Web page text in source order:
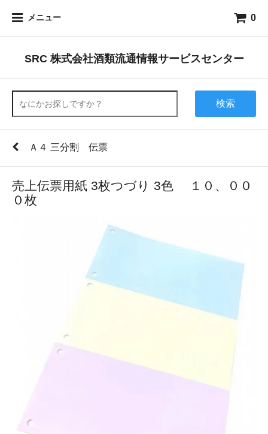
メニュー 0
SRC 株式会社酒類流通情報サービスセンター
検索
Ａ４ 三分割 伝票
売上伝票用紙 3枚つづり 3色 １０、００
０枚